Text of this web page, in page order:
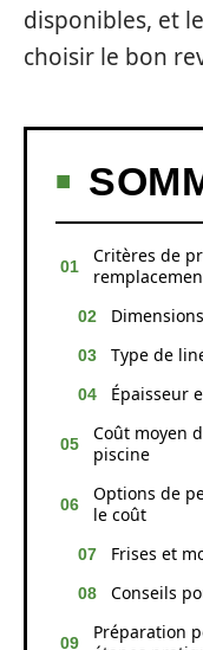
disponibles, et
choisir le bon
Critères de
Type de
Épaisseur
Coût moyen
piscine
Options de
le coût
Frises et
Conseils
Préparation